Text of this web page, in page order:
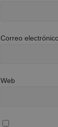
Correo
Web